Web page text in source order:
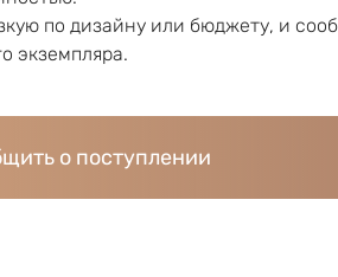
по дизайну или бюджету, и
экземпляра.
о поступлении